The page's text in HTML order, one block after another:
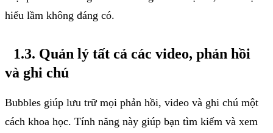
hiểu lầm không đáng có.
1.3. Quảnlý tất cả các video,phản hồi
và ghi chú
Bubbles giúp lưu trữ mọi phản hồi, video và ghi chú một
cách khoa học. Tính năng này giúp bạn tìm kiếm và xem